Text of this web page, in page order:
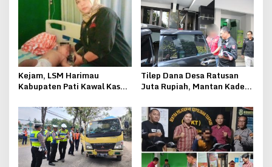
Kemenkumham
Kejam, LSM Harimau
Kabupaten Pati Kawal Kasus
Berumur Sembilan Bulan
Tilep Dana Desa Ratusan
Juta Rupiah, Mantan Kades
Ditahan Kejari Pati